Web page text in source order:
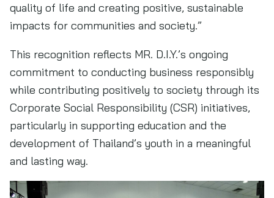
quality of life and creating positive, sustainable
impacts for communities and society.”
This recognition reflects MR. D.I.Y.’s ongoing
commitment to conducting business responsibly
while contributing positively to society through its
Corporate Social Responsibility (CSR) initiatives,
particularly in supporting education and the
development of Thailand’s youth in a meaningful
and lasting way.